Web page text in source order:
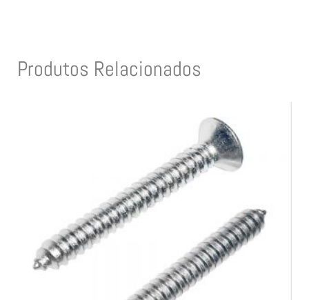
Produtos Relacionados